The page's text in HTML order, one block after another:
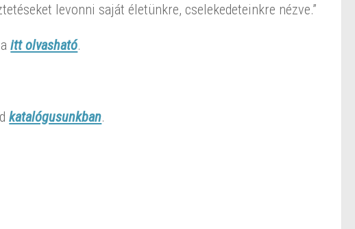
levonni saját életünkre, cselekedeteinkre nézve.”
itt olvasható.
katalógusunkban.